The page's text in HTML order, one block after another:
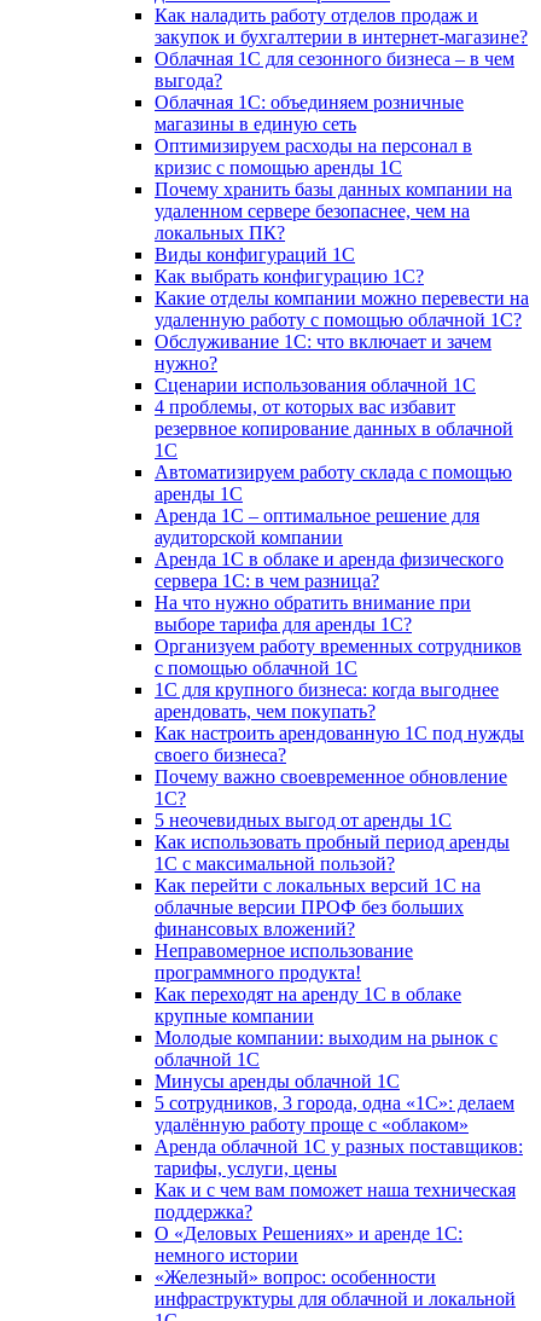
Как наладить работу отделов продаж и
закупок и бухгалтерии в интернет-магазине?
Облачная 1С для сезонного бизнеса – в чем
выгода?
Облачная 1С: объединяем розничные
магазины в единую сеть
Оптимизируем расходы на персонал в
кризис с помощью аренды 1С
Почему хранить базы данных компании на
удаленном сервере безопаснее, чем на
локальных ПК?
Виды конфигураций 1С
Как выбрать конфигурацию 1С?
Какие отделы компании можно перевести на
удаленную работу с помощью облачной 1С?
Обслуживание 1С: что включает и зачем
нужно?
Сценарии использования облачной 1С
4 проблемы, от которых вас избавит
резервное копирование данных в облачной
1С
Автоматизируем работу склада с помощью
аренды 1С
Аренда 1С – оптимальное решение для
аудиторской компании
Аренда 1С в облаке и аренда физического
сервера 1С: в чем разница?
На что нужно обратить внимание при
выборе тарифа для аренды 1С?
Организуем работу временных сотрудников
с помощью облачной 1С
1С для крупного бизнеса: когда выгоднее
арендовать, чем покупать?
Как настроить арендованную 1С под нужды
своего бизнеса?
Почему важно своевременное обновление
1С?
5 неочевидных выгод от аренды 1С
Как использовать пробный период аренды
1С с максимальной пользой?
Как перейти с локальных версий 1С на
облачные версии ПРОФ без больших
финансовых вложений?
Неправомерное использование
программного продукта!
Как переходят на аренду 1С в облаке
крупные компании
Молодые компании: выходим на рынок с
облачной 1С
Минусы аренды облачной 1С
5 сотрудников, 3 города, одна «1С»: делаем
удалённую работу проще с «облаком»
Аренда облачной 1С у разных поставщиков:
тарифы, услуги, цены
Как и с чем вам поможет наша техническая
поддержка?
О «Деловых Решениях» и аренде 1С:
немного истории
«Железный» вопрос: особенности
инфраструктуры для облачной и локальной